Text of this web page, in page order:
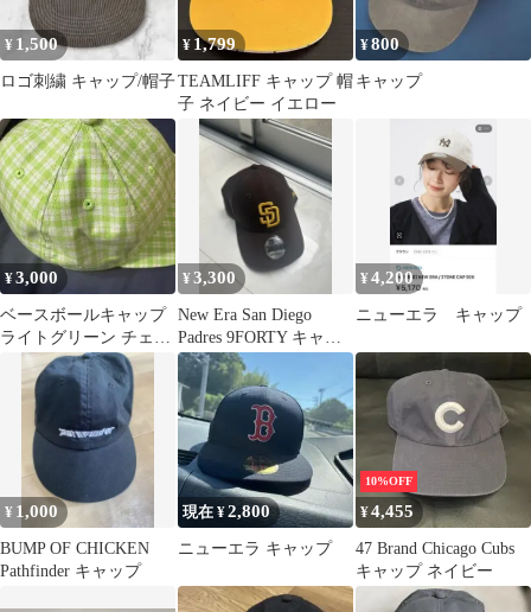
¥ 1,500
ロゴ刺繍 キャップ/帽子
¥ 1,799
TEAMLIFF キャップ 帽
子 ネイビー イエロー
¥800
キャップ
¥3,000
ベースボールキャップ
ライトグリーン チェッ
ク柄
¥3,300
New Era San Diego
Padres 9FORTY キャッ
プ
¥4,200
ニューエラ キャップ
¥ 1,000
BUMP OF CHICKEN
Pathfinder キャップ
現在 ¥2,800
ニューエラ キャップ
10%OFF
¥4,455
47 Brand Chicago Cubs
キャップ ネイビー